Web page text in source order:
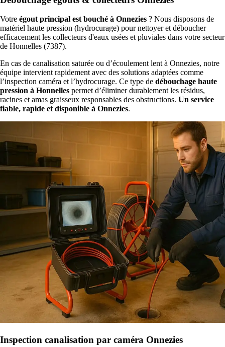
Votre égout principal est bouché à Onnezies ? Nous disposons de
matériel haute pression (hydrocurage) pour nettoyer et déboucher
efficacement les collecteurs d'eaux usées et pluviales dans votre secteur
de Honnelles (7387).
En cas de canalisation saturée ou d’écoulement lent à Onnezies, notre
équipe intervient rapidement avec des solutions adaptées comme
l’inspection caméra et l’hydrocurage. Ce type de débouchage haute
pression à Honnelles permet d’éliminer durablement les résidus,
racines et amas graisseux responsables des obstructions. Un service
fiable, rapide et disponible à Onnezies.
Inspection canalisation par caméra Onnezies